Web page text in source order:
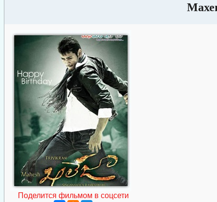
Поделится фильмом в соцсети